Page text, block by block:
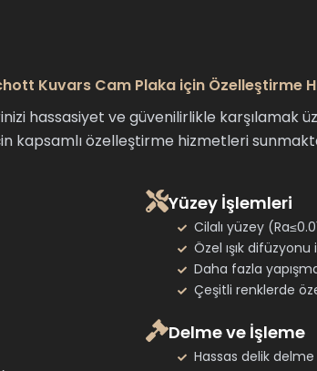
Kuvars Cam Plaka için Özelleştirme
hassasiyet ve güvenilirlikle
kapsamlı özelleştirme hizmetleri
Yüzey İşlemleri
Cilalı yüzey
Özel ışık
Daha fazla
Çeşitli renklerde
Delme ve İşleme
Hassas delik